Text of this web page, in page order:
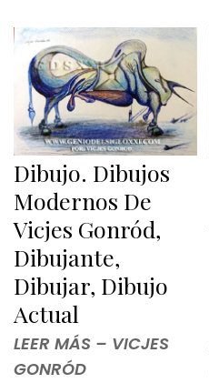
Dibujo. Dibujos
Modernos De
Vicjes Gonród,
Dibujante,
Dibujar, Dibujo
Actual
LEER MÁS – VICJES
GONRÓD